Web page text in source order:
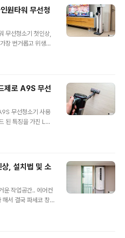
글에서 다루지 못했
근 한달 가까이 실
보려고 합니다. 실
마 일반적인 파워 드
서 청소를 한다고 하
데요. 직접 사용해
원타워 무선청
무선청소기 첫인상,
장 번거롭고 위생에
이걸 자동으로 처리
난 CES 2021 에서
소기’ 는 바로 이런
훨씬 더 배가된 그
떤 특징이 있는지 첫
봉기 성격의 내용이
는 분들이 많은 만
제로 A9S 무선
무선청소기 사용
된 특징을 가진 LG
고 직접 사용해 본 첫
입구 등)을 포함해 근
어떤지를 정리해 보
도가 높은 건 아마 일
다. 바닥에 있는 이물
이는 당연하다 할 텐
시는 것처럼 틈새,
, 설치법 및 소
운 작업공간.. 에어컨
해서 결국 파세코 창
. 참고로, 현재 홈쇼